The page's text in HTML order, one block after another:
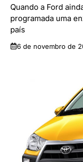
Quando a Ford
programada uma
país
6 de novembro de